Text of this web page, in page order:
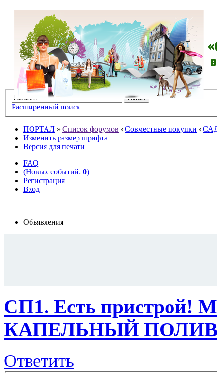
Расширенный поиск
ПОРТАЛ » Список форумов ‹ Совместные покупки ‹
Изменить размер шрифта
Версия для печати
FAQ
(Новых событий: 0)
Регистрация
Вход
Объявления
СП1. Есть
КАПЕЛЬНЫЙ ПОЛИВ
Ответить